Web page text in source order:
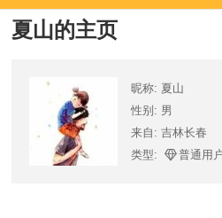
夏山的主页
昵称: 夏山
性别: 男
来自: 吉林长春
类型:
普通用